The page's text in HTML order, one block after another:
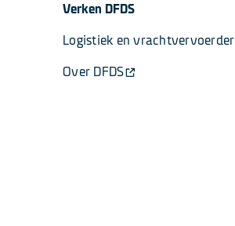
Verken DFDS
Logistiek en vrachtvervoerder
Over DFDS